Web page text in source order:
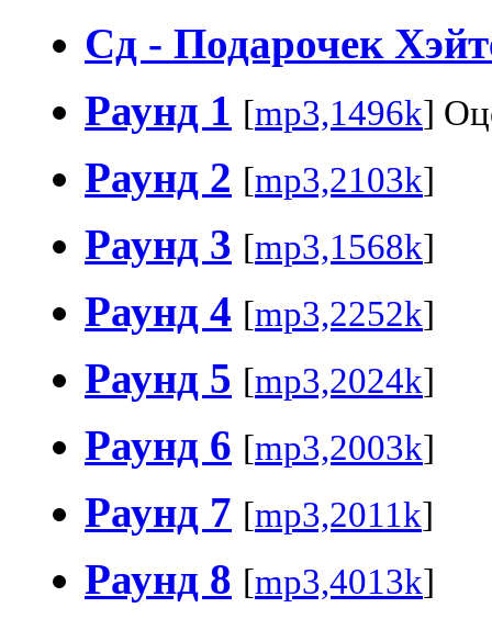
Сд - Подарочек
Раунд 1 [mp3,1496k]
Раунд 2 [mp3,2103k]
Раунд 3 [mp3,1568k]
Раунд 4 [mp3,2252k]
Раунд 5 [mp3,2024k]
Раунд 6 [mp3,2003k]
Раунд 7 [mp3,2011k]
Раунд 8 [mp3,4013k]